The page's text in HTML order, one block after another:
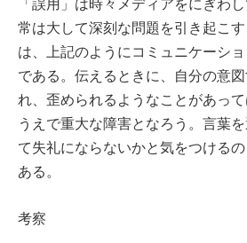
常は大して深刻な問題を引き起こ
は、上記のようにコミュニケーシ
である。伝えるときに、自分の意
れ、歪められるようなことがあっ
うえで重大な障害となろう。言葉
て失礼にならないかと気をつける
ある。
考察